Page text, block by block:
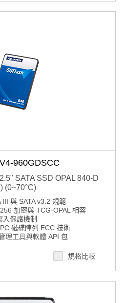
960GDSCC
SATA SSD OPAL 840-D
(0~70°C)
III 與 SATA v3.2 規範
加密與 TCG-OPAL 相容
入保護機制
磁碟陣列 ECC 技術
理工具與軟體 API 包
規格比較